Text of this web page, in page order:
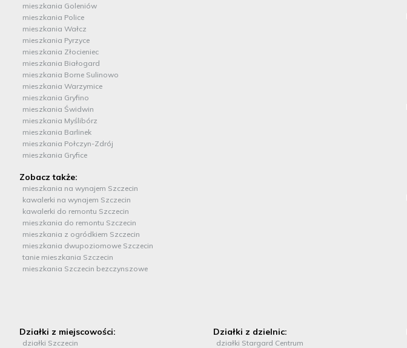
mieszkania Goleniów
mieszkania Police
mieszkania Wałcz
mieszkania Pyrzyce
mieszkania Złocieniec
mieszkania Białogard
mieszkania Borne Sulinowo
mieszkania Warzymice
mieszkania Gryfino
mieszkania Świdwin
mieszkania Myślibórz
mieszkania Barlinek
mieszkania Połczyn-Zdrój
mieszkania Gryfice
Zobacz także:
mieszkania na wynajem Szczecin
kawalerki na wynajem Szczecin
kawalerki do remontu Szczecin
mieszkania do remontu Szczecin
mieszkania z ogródkiem Szczecin
mieszkania dwupoziomowe Szczecin
tanie mieszkania Szczecin
mieszkania Szczecin bezczynszowe
Działki z miejscowości:
działki Szczecin
Działki z dzielnic:
działki Stargard Centrum